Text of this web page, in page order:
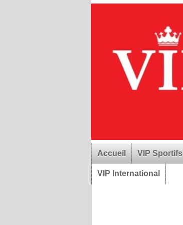
Accueil VIP Sportifs
VIP International